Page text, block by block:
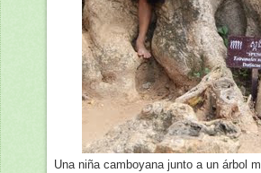
Una niña camboyana junto a un árbol